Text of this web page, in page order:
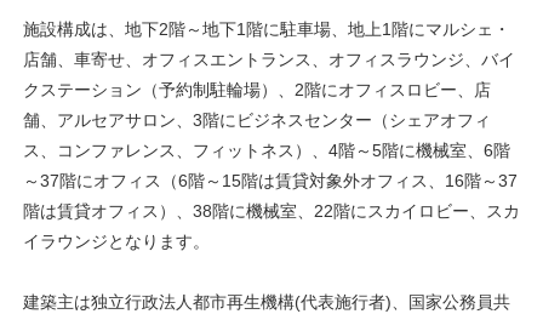
施設構成は、地下2階～地下1階に駐車場、地上1階にマルシェ・
店舗、車寄せ、オフィスエントランス、オフィスラウンジ、バイ
クステーション（予約制駐輪場）、2階にオフィスロビー、店
舗、アルセアサロン、3階にビジネスセンター（シェアオフィ
ス、コンファレンス、フィットネス）、4階～5階に機械室、6階
～37階にオフィス（6階～15階は賃貸対象外オフィス、16階～37
階は賃貸オフィス）、38階に機械室、22階にスカイロビー、スカ
イラウンジとなります。
建築主は独立行政法人都市再生機構(代表施行者)、国家公務員共